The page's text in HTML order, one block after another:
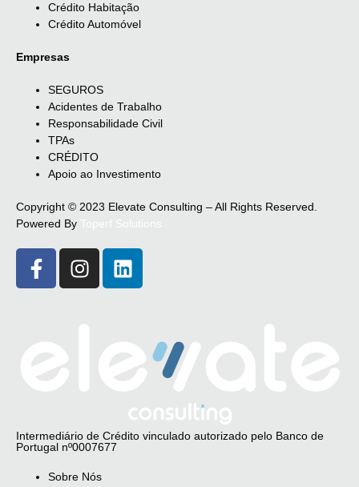
Crédito Habitação
Crédito Automóvel
Empresas
SEGUROS
Acidentes de Trabalho
Responsabilidade Civil
TPAs
CRÉDITO
Apoio ao Investimento
Copyright © 2023 Elevate Consulting – All Rights Reserved.
Powered By
Intermediário de Crédito vinculado autorizado pelo Banco de
Portugal nº0007677
Sobre Nós